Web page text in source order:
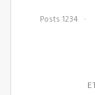
1234 Posts